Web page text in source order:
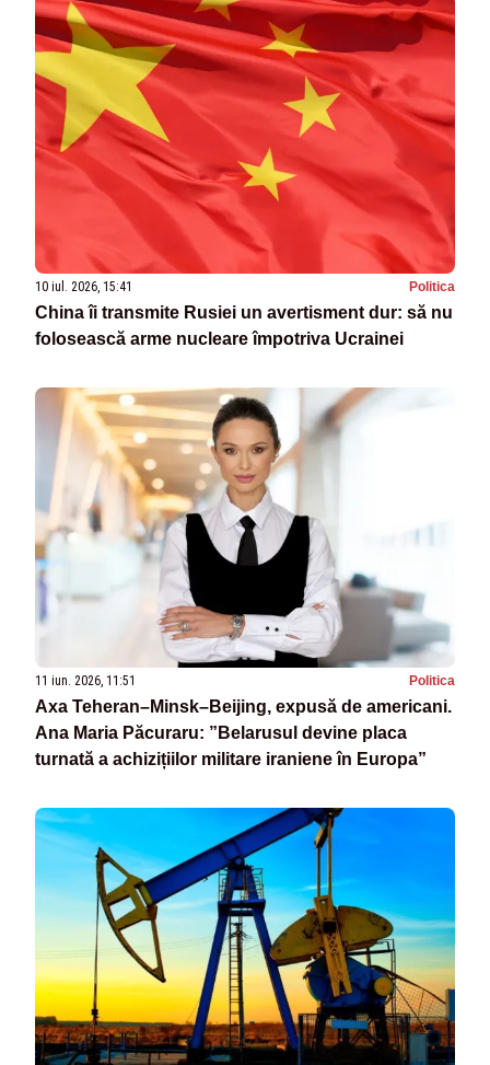
10 iul. 2026, 15:41 Politica
China îi transmite Rusiei un avertisment dur: să nu
folosească arme nucleare împotriva Ucrainei
11 iun. 2026, 11:51 Politica
Axa Teheran–Minsk–Beijing, expusă de americani.
Ana Maria Păcuraru: ”Belarusul devine placa
turnată a achizițiilor militare iraniene în Europa”